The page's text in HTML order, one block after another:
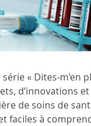
« Dites-m’en
d’innovations
de soins de
faciles à